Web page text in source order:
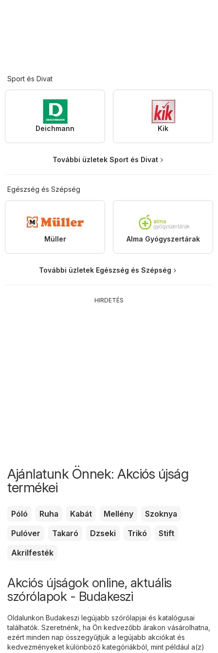
Sport és Divat
Deichmann Kik
További üzletek Sport és Divat
Egészség és Szépség
Müller Alma Gyógyszertárak
További üzletek Egészség és Szépség
HIRDETÉS
Ajánlatunk Önnek: Akciós újság
termékei
Póló Ruha Kabát Mellény
Szoknya
Pulóver
Takaró Dzseki Trikó
Stift
Akrilfesték
Akciós újságok online, aktuális
szórólapok - Budakeszi
Oldalunkon Budakeszi legújabb szórólapjai és katalógusai
találhatók. Szeretnénk, ha Ön kedvezőbb árakon vásárolhatna,
ezért minden nap összegyűjtjük a legújabb akciókat és
kedvezményeket különböző kategóriákból, mint például a(z)